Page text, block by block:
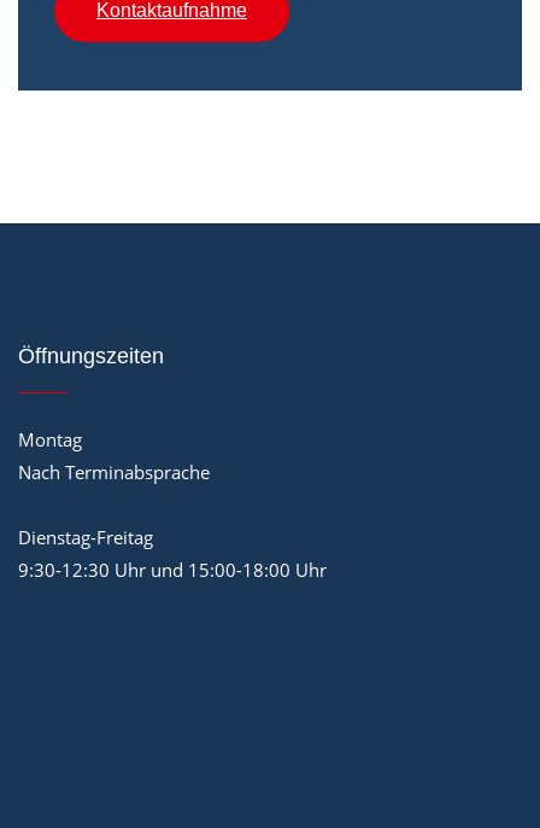
Kontaktaufnahme
Öffnungszeiten
Montag
Nach Terminabsprache
Dienstag-Freitag
9:30-12:30 Uhr und 15:00-18:00 Uhr